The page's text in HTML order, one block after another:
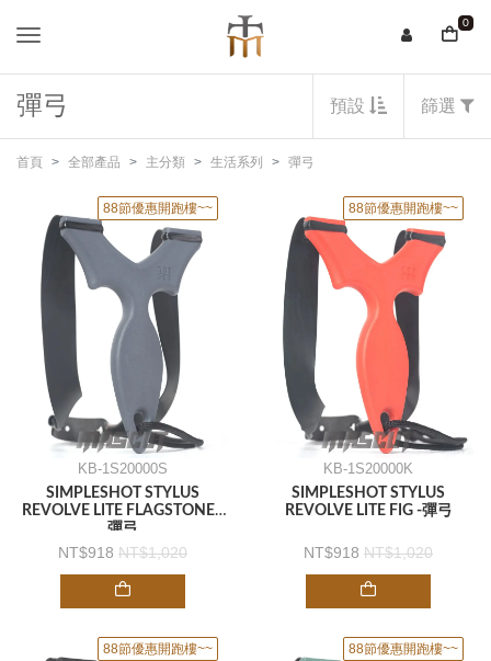
0
彈弓 預設 篩選
首頁 全部產品 主分類 生活系列 彈弓
88節優惠開跑樓~~
KB-1S20000S
SIMPLESHOT STYLUS
REVOLVE LITE FLAGSTONE -
彈弓
918 1,020
88節優惠開跑樓~~
KB-1S20000K
SIMPLESHOT STYLUS
REVOLVE LITE FIG -彈弓
918 1,020
88節優惠開跑樓~~ 88節優惠開跑樓~~